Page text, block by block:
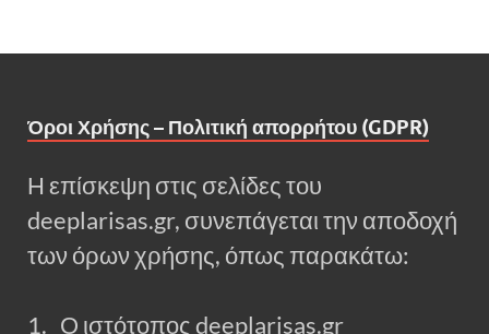
Όροι Χρήσης – Πολιτική απορρήτου (GDPR)
Η επίσκεψη στις σελίδες του
deeplarisas.gr, συνεπάγεται την αποδοχή
των όρων χρήσης, όπως παρακάτω:
1. Ο ιστότοπος deeplarisas.gr